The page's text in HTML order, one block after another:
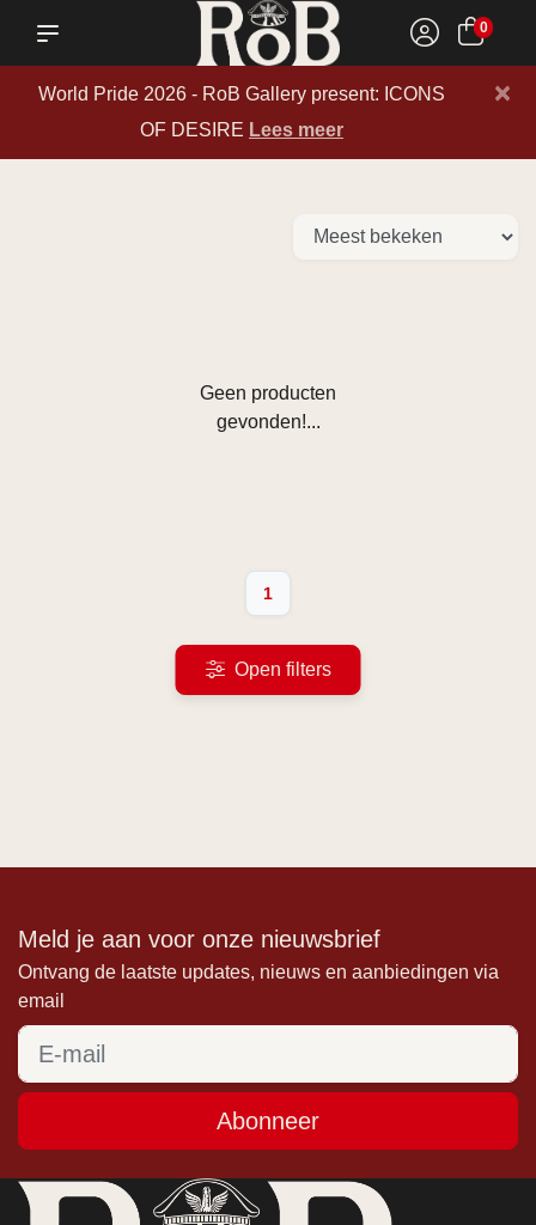
0
World Pride 2026 - RoB Gallery present: ICONS
OF DESIRE Lees meer
×
Geen producten
gevonden!...
1
Open filters
Meld je aan voor onze nieuwsbrief
Ontvang de laatste updates, nieuws en aanbiedingen via
email
Abonneer